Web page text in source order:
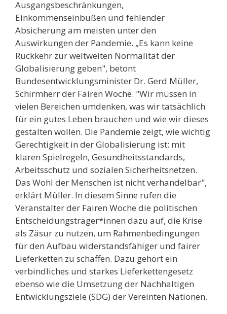
Ausgangsbeschränkungen,
Einkommenseinbußen und fehlender
Absicherung am meisten unter den
Auswirkungen der Pandemie. „Es kann keine
Rückkehr zur weltweiten Normalität der
Globalisierung geben", betont
Bundesentwicklungsminister Dr. Gerd Müller,
Schirmherr der Fairen Woche. "Wir müssen in
vielen Bereichen umdenken, was wir tatsächlich
für ein gutes Leben brauchen und wie wir dieses
gestalten wollen. Die Pandemie zeigt, wie wichtig
Gerechtigkeit in der Globalisierung ist: mit
klaren Spielregeln, Gesundheitsstandards,
Arbeitsschutz und sozialen Sicherheitsnetzen.
Das Wohl der Menschen ist nicht verhandelbar",
erklärt Müller. In diesem Sinne rufen die
Veranstalter der Fairen Woche die politischen
Entscheidungsträger*innen dazu auf, die Krise
als Zäsur zu nutzen, um Rahmenbedingungen
für den Aufbau widerstandsfähiger und fairer
Lieferketten zu schaffen. Dazu gehört ein
verbindliches und starkes Lieferkettengesetz
ebenso wie die Umsetzung der Nachhaltigen
Entwicklungsziele (SDG) der Vereinten Nationen.